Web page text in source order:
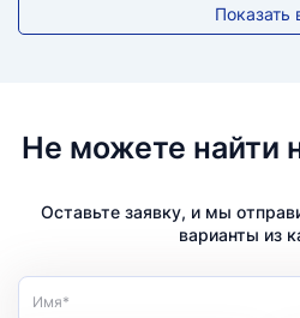
Показать
Не можете найти
Оставьте заявку, и мы
варианты из
Имя*